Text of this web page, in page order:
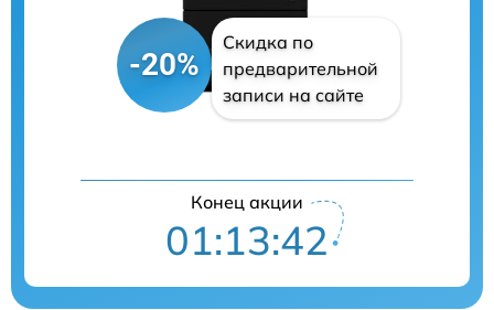
-20%
Скидка по
предварительной
записи на сайте
Конец акции
01:13:41